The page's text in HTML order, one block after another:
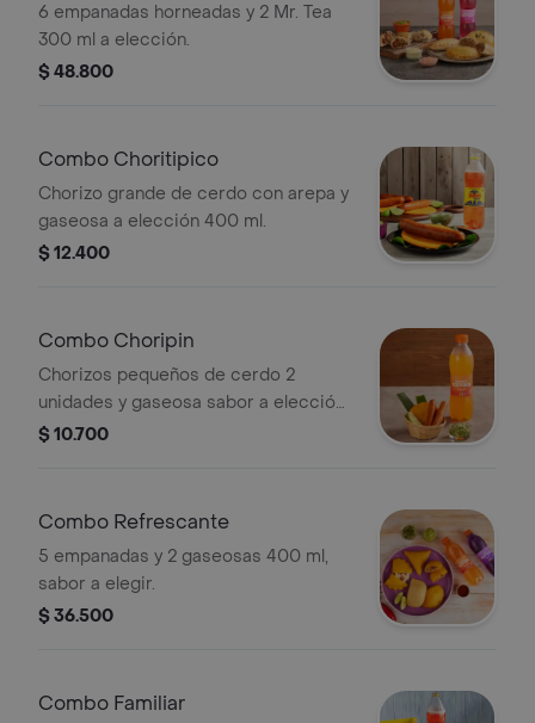
6 empanadas horneadas y 2 Mr. Tea
300 ml a elección.
$ 48.800
Combo Choritipico
Chorizo grande de cerdo con arepa y
gaseosa a elección 400 ml.
$ 12.400
Combo Choripin
Chorizos pequeños de cerdo 2
unidades y gaseosa sabor a elección
400 ml.
$ 10.700
Combo Refrescante
5 empanadas y 2 gaseosas 400 ml,
sabor a elegir.
$ 36.500
Combo Familiar